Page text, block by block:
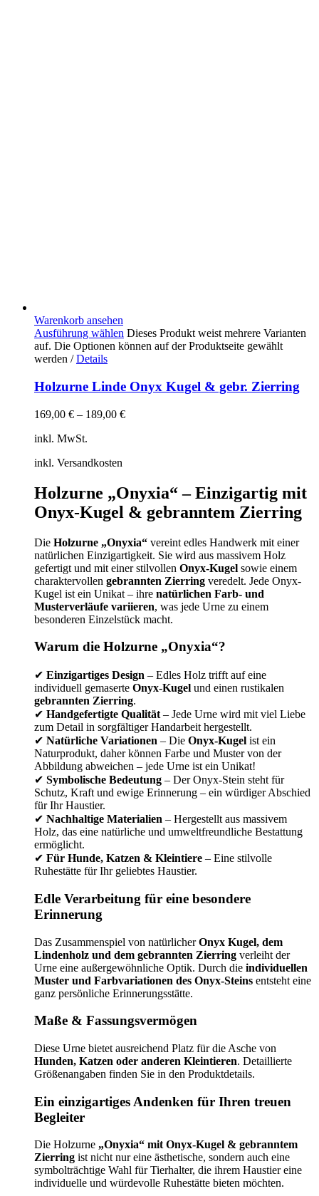
Warenkorb ansehen
Ausführung wählen Dieses Produkt weist mehrere Varianten
auf. Die Optionen können auf der Produktseite gewählt
werden / Details
Holzurne Linde Onyx Kugel & gebr. Zierring
169,00 € – 189,00 €
inkl. MwSt.
inkl. Versandkosten
Holzurne „Onyxia“ – Einzigartig mit
Onyx-Kugel & gebranntem Zierring
Die Holzurne „Onyxia“ vereint edles Handwerk mit einer
natürlichen Einzigartigkeit. Sie wird aus massivem Holz
gefertigt und mit einer stilvollen Onyx-Kugel sowie einem
charaktervollen gebrannten Zierring veredelt. Jede Onyx-
Kugel ist ein Unikat – ihre natürlichen Farb- und
Musterverläufe variieren, was jede Urne zu einem
besonderen Einzelstück macht.
Warum die Holzurne „Onyxia“?
✔ Einzigartiges Design – Edles Holz trifft auf eine
individuell gemaserte Onyx-Kugel und einen rustikalen
gebrannten Zierring.
✔ Handgefertigte Qualität – Jede Urne wird mit viel Liebe
zum Detail in sorgfältiger Handarbeit hergestellt.
✔ Natürliche Variationen – Die Onyx-Kugel ist ein
Naturprodukt, daher können Farbe und Muster von der
Abbildung abweichen – jede Urne ist ein Unikat!
✔ Symbolische Bedeutung – Der Onyx-Stein steht für
Schutz, Kraft und ewige Erinnerung – ein würdiger Abschied
für Ihr Haustier.
✔ Nachhaltige Materialien – Hergestellt aus massivem
Holz, das eine natürliche und umweltfreundliche Bestattung
ermöglicht.
✔ Für Hunde, Katzen & Kleintiere – Eine stilvolle
Ruhestätte für Ihr geliebtes Haustier.
Edle Verarbeitung für eine besondere
Erinnerung
Das Zusammenspiel von natürlicherOnyx Kugel, dem
Lindenholz und dem gebrannten Zierring verleiht der
Urne eine außergewöhnliche Optik. Durch die individuellen
Muster und Farbvariationen des Onyx-Steins entsteht eine
ganz persönliche Erinnerungsstätte.
Maße & Fassungsvermögen
Diese Urne bietet ausreichend Platz für die Asche von
Hunden, Katzen oder anderen Kleintieren. Detaillierte
Größenangaben finden Sie in den Produktdetails.
Ein einzigartiges Andenken für Ihren treuen
Begleiter
Die Holzurne „Onyxia“ mit Onyx-Kugel & gebranntem
Zierring ist nicht nur eine ästhetische, sondern auch eine
symbolträchtige Wahl für Tierhalter, die ihrem Haustier eine
individuelle und würdevolle Ruhestätte bieten möchten.